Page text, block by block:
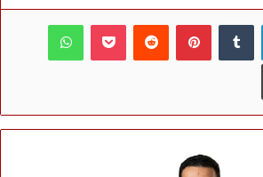
لينكدإن بينتيريست بوكيت واتساب
طباعة